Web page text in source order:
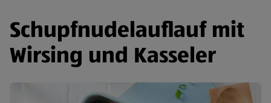
Schupfnudelauflauf mit
Wirsing und Kasseler